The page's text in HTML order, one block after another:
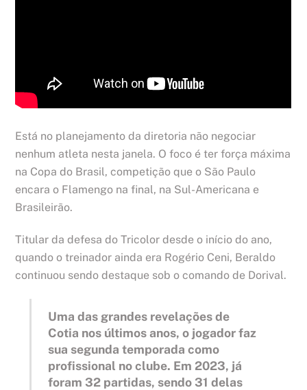
Está no planejamento da diretoria não negociar
nenhum atleta nesta janela. O foco é ter força máxima
na Copa do Brasil, competição que o São Paulo
encara o Flamengo na final, na Sul-Americana e
Brasileirão.
Titular da defesa do Tricolor desde o início do ano,
quando o treinador ainda era Rogério Ceni, Beraldo
continuou sendo destaque sob o comando de Dorival.
Uma das grandes revelações de
Cotia nos últimos anos, o jogador faz
sua segunda temporada como
profissional no clube. Em 2023, já
foram 32 partidas, sendo 31 delas